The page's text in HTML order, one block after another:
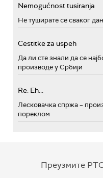
Nemogućnost tusiranja
Не туширате се сваког
Cestitke za uspeh
Да ли сте знали да се
производе у Србији
Re: Eh...
Лесковачка спржа –
пореклом
Преузмите